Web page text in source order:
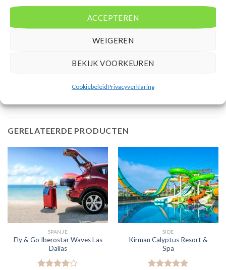
ACCEPTEREN
WEIGEREN
BEKIJK VOORKEUREN
CookiebeleidPrivacyverklaring
GERELATEERDE PRODUCTEN
SPANJE
Fly & Go Iberostar Waves Las
Dalias
SIDE
Kirman Calyptus Resort &
Spa